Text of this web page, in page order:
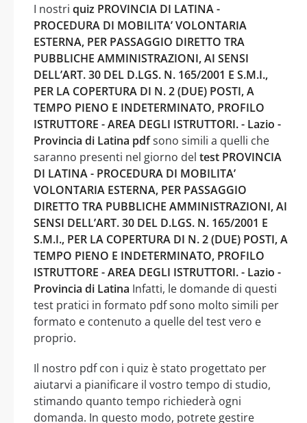
I nostri quiz PROVINCIA DI LATINA -
PROCEDURA DI MOBILITA’ VOLONTARIA
ESTERNA, PER PASSAGGIO DIRETTO TRA
PUBBLICHE AMMINISTRAZIONI, AI SENSI
DELL’ART. 30 DEL D.LGS. N. 165/2001 E S.M.I.,
PER LA COPERTURA DI N. 2 (DUE) POSTI, A
TEMPO PIENO E INDETERMINATO, PROFILO
ISTRUTTORE - AREA DEGLI ISTRUTTORI. - Lazio -
Provincia di Latina pdfsono simili a quelli che
saranno presenti nel giorno del test PROVINCIA
DI LATINA - PROCEDURA DI MOBILITA’
VOLONTARIA ESTERNA, PER PASSAGGIO
DIRETTO TRA PUBBLICHE AMMINISTRAZIONI, AI
SENSI DELL’ART. 30 DEL D.LGS. N. 165/2001 E
S.M.I., PER LA COPERTURA DI N. 2 (DUE) POSTI, A
TEMPO PIENO E INDETERMINATO, PROFILO
ISTRUTTORE - AREA DEGLI ISTRUTTORI. - Lazio -
Provincia di Latina Infatti, le domande di questi
test pratici in formato pdf sono molto simili per
formato e contenuto a quelle del test vero e
proprio.
Il nostro pdf con i quiz è stato progettato per
aiutarvi a pianificare il vostro tempo di studio,
stimando quanto tempo richiederà ogni
domanda. In questo modo, potrete gestire